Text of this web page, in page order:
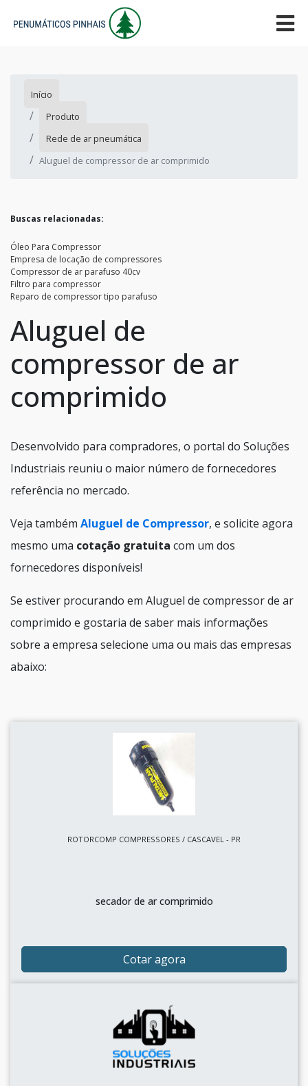
Início
Produto
Rede de ar pneumática
Aluguel de compressor de ar comprimido
Buscas relacionadas:
Óleo Para Compressor
Empresa de locação de compressores
Compressor de ar parafuso 40cv
Filtro para compressor
Reparo de compressor tipo parafuso
Aluguel de
compressor de ar
comprimido
Desenvolvido para compradores, o portal do Soluções
Industriais reuniu o maior número de fornecedores
referência no mercado.
Veja também Aluguel de Compressor, e solicite agora
mesmo uma cotação gratuita com um dos
fornecedores disponíveis!
Se estiver procurando em Aluguel de compressor de ar
comprimido e gostaria de saber mais informações
sobre a empresa selecione uma ou mais das empresas
abaixo:
ROTORCOMP COMPRESSORES / CASCAVEL - PR
secador de ar comprimido
Cotar agora